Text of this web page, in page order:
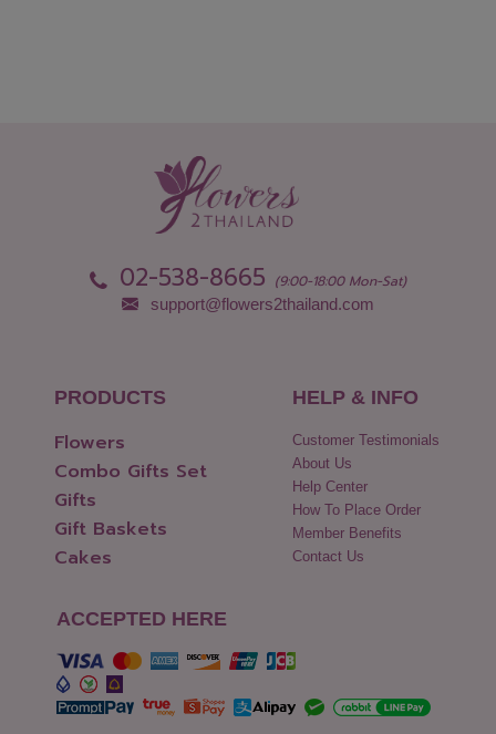
02-538-8665 (9:00-18:00 Mon-Sat)
support@flowers2thailand.com
PRODUCTS
Flowers
Combo Gifts Set
Gifts
Gift Baskets
Cakes
HELP & INFO
Customer Testimonials
About Us
Help Center
How To Place Order
Member Benefits
Contact Us
ACCEPTED HERE